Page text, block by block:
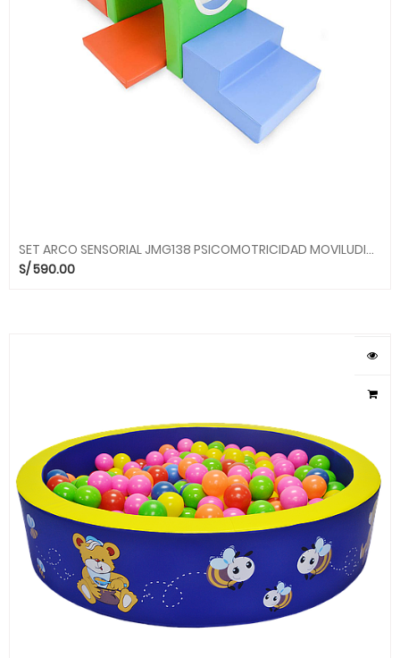
SET ARCO SENSORIAL JMG138 PSICOMOTRICIDAD MOVILUDICOS MGO
S/590.00